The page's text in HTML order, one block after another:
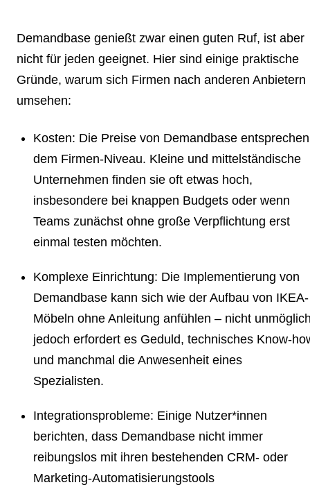
Demandbase genießt zwar einen guten Ruf, ist aber
nicht für jeden geeignet. Hier sind einige praktische
Gründe, warum sich Firmen nach anderen Anbietern
umsehen:
Kosten: Die Preise von Demandbase entsprechen
dem Firmen-Niveau. Kleine und mittelständische
Unternehmen finden sie oft etwas hoch,
insbesondere bei knappen Budgets oder wenn
Teams zunächst ohne große Verpflichtung erst
einmal testen möchten.
Komplexe Einrichtung: Die Implementierung von
Demandbase kann sich wie der Aufbau von IKEA-
Möbeln ohne Anleitung anfühlen – nicht
jedoch erfordert es Geduld, technisches Know-
und manchmal die Anwesenheit eines
Spezialisten.
Integrationsprobleme: Einige Nutzer*innen
berichten, dass Demandbase nicht immer
reibungslos mit ihren bestehenden CRM- oder
Marketing-Automatisierungstools